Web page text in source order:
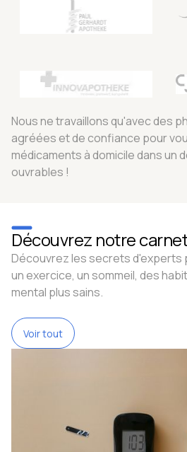
Nous ne travaillons qu'avec des
agréées et de confiance pour
médicaments à domicile dans un
ouvrables !
Découvrez notre
Découvrez les secrets d'experts
un exercice, un sommeil, des
mental plus sains.
Voir tout